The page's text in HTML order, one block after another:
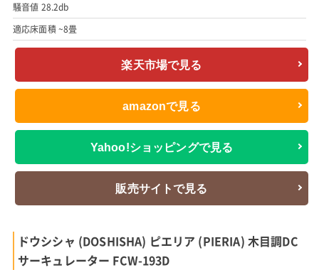
騒音値 28.2db
適応床面積 ~8畳
楽天市場で見る
amazonで見る
Yahoo!ショッピングで見る
販売サイトで見る
ドウシシャ (DOSHISHA) ピエリア (PIERIA) 木目調DC
サーキュレーター FCW-193D